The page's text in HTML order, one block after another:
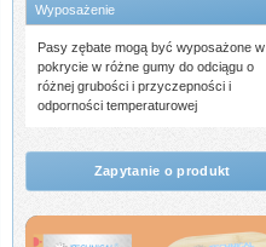
Wyposażenie
Pasy zębate mogą być wyposażone w
pokrycie w różne gumy do odciągu o
różnej grubości i przyczepności i
odporności temperaturowej
Zapytanie o produkt